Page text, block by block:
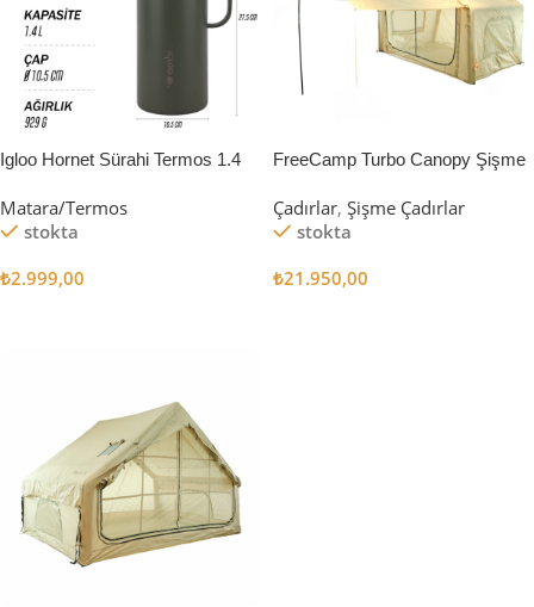
Igloo Hornet Sürahi Termos 1.4
Matara/Termos
stokta
₺2.999,00
FreeCamp Turbo Canopy Şişme
Çadırlar, Şişme Çadırlar
stokta
₺21.950,00